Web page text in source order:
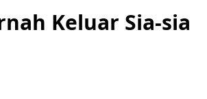
Keluar Sia-sia